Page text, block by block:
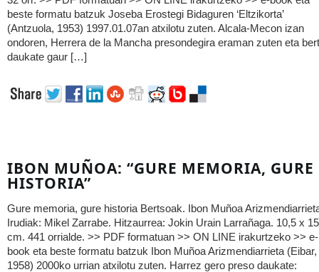
beste formatu batzuk Joseba Erostegi Bidaguren ‘Eltzikorta’
(Antzuola, 1953) 1997.01.07an atxilotu zuten. Alcala-Mecon izan
ondoren, Herrera de la Mancha presondegira eraman zuten eta
daukate gaur […]
IBON MUÑOA: “GURE MEMORIA, GURE
HISTORIA”
Gure memoria, gure historia Bertsoak. Ibon Muñoa
Irudiak: Mikel Zarrabe. Hitzaurrea: Jokin Urain Larrañaga. 10,5 x 15
cm. 441 orrialde. >> PDF formatuan >> ON LINE irakurtzeko >> e-
book eta beste formatu batzuk Ibon Muñoa Arizmendiarrieta (Eibar,
1958) 2000ko urrian atxilotu zuten. Harrez gero preso daukate: